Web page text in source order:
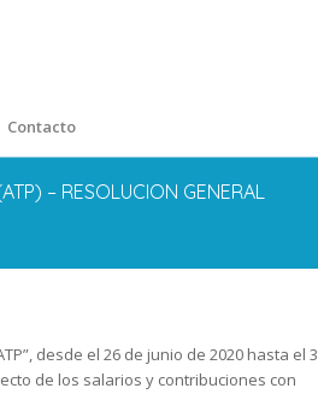
Contacto
– RESOLUCION GENERAL
desde el 26 de junio de 2020 hasta el 3
de los salarios y contribuciones con